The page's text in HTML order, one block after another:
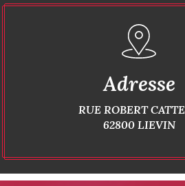
Adresse
RUE ROBERT
62800 LIEVIN